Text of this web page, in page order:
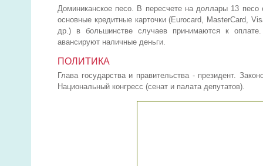
Доминиканское песо. В пересчете на доллары 13
основные кредитные карточки (Eurocard, MasterCard,
др.) в большинстве случаев принимаются к
авансируют наличные деньги.
ПОЛИТИКА
Глава государства и правительства - президент.
Национальный конгресс (сенат и палата депутатов).